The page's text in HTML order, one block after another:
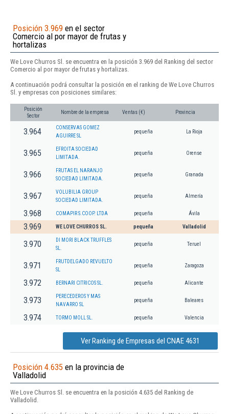
Posición 3.969 en el sector
Comercio al por mayor de frutas y
hortalizas
We Love Churros Sl. se encuentra en la posición 3.969 del Ranking del sector
Comercio al por mayor de frutas y hortalizas.
A continuación podrá consultar la posición en el ranking de We Love Churros
Sl. y empresas con posiciones similares:
Posición
Sector
Nombre de la empresa Ventas (€) Provincia
3.964
CONSERVAS GOMEZ
AGUIRRE SL
pequeña La Rioja
3.965
EFROITA SOCIEDAD
LIMITADA.
pequeña Orense
3.966
FRUTAS EL NARANJO
SOCIEDAD LIMITADA.
pequeña Granada
3.967
VOLUBILIA GROUP
SOCIEDAD LIMITADA.
pequeña Almería
3.968 COMAPIR S.COOP. LTDA pequeña Ávila
3.969 WE LOVE CHURROS SL. pequeña Valladolid
3.970
DI MORI BLACK TRUFFLES
SL.
pequeña Teruel
3.971
FRUTDELGADO REVUELTO
SL
pequeña Zaragoza
3.972 BERNARI CITRICOS SL. pequeña Alicante
3.973
PERECEDEROS Y MAS
NAVARRO SL
pequeña Baleares
3.974 TORMO MOLL SL. pequeña Valencia
Ver Ranking de Empresas del CNAE 4631
Posición 4.635 en la provincia de
Valladolid
We Love Churros Sl. se encuentra en la posición 4.635 del Ranking de
Valladolid.